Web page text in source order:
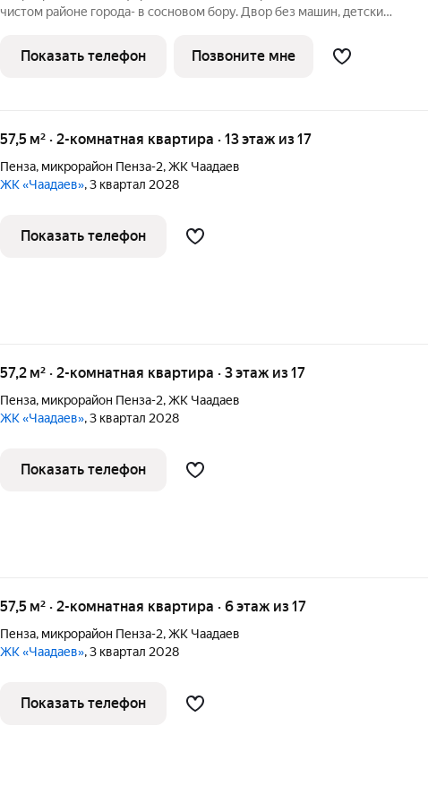
чистом районе города- в сосновом бору. Двор без машин, детские
зона для выгула собак. Хороший выбор планировочных решений,
Показать телефон Позвоните мне
57,5 м² · 2-комнатная квартира · 13 этаж из 17
Пенза, микрорайон Пенза-2,ЖК Чаадаев
ЖК «Чаадаев», 3 квартал 2028
Показать телефон
57,2 м² · 2-комнатная квартира · 3 этаж из 17
Пенза, микрорайон Пенза-2,ЖК Чаадаев
ЖК «Чаадаев», 3 квартал 2028
Показать телефон
57,5 м² · 2-комнатная квартира · 6 этаж из 17
Пенза, микрорайон Пенза-2,ЖК Чаадаев
ЖК «Чаадаев», 3 квартал 2028
Показать телефон